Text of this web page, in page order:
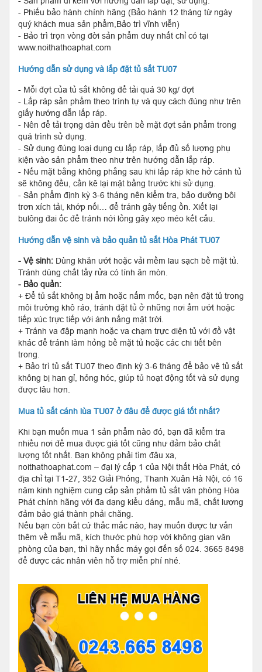
- Phiếu bảo hành chính hãng (Bảo hành 12 tháng từ ngày
quý khách mua sản phẩm,Bảo trì vĩnh viễn)
- Bảo trì trọn vòng đời sản phẩm duy nhất chỉ có tại
www.noithathoaphat.com
Hướng dẫn sử dụng và lắp đặt tủ sắt TU07
- Mỗi đợt của tủ sắt không để tải quá 30 kg/ đợt
- Lắp ráp sản phẩm theo trình tự và quy cách đúng như trên
giấy hướng dẫn lắp ráp.
- Nên để tải trọng dàn đều trên bề mặt đợt sản phẩm trong
quá trình sử dụng.
- Sử dụng đúng loại dụng cụ lắp ráp, lắp đủ số lượng phụ
kiện vào sản phẩm theo như trên hướng dẫn lắp ráp.
- Nếu mặt bằng không phẳng sau khi lắp ráp khe hở cánh tủ
sẽ không đều, cần kê lại mặt bằng trước khi sử dụng.
- Sản phẩm định kỳ 3-6 tháng nên kiểm tra, bảo dưỡng bôi
trơn xích tải, khớp nối… để tránh gây tiếng ồn. Xiết lại
bulông đai ốc để tránh nới lỏng gây xẹo méo kết cấu.
Hướng dẫn vệ sinh và bảo quản tủ sắt Hòa Phát TU07
- Vệ sinh: Dùng khăn ướt hoặc vải mềm lau sạch bề mặt tủ.
Tránh dùng chất tẩy rửa có tính ăn mòn.
- Bảo quản:
+ Để tủ sắt không bị ẩm hoặc nấm mốc, bạn nên đặt tủ trong
môi trường khô ráo, tránh đặt tủ ở những nơi ẩm ướt hoặc
tiếp xúc trực tiếp với ánh nắng mặt trời.
+ Tránh va đập mạnh hoặc va chạm trực diện tủ với đồ vật
khác để tránh làm hỏng bề mặt tủ hoặc các chi tiết bên
trong.
+ Bảo trì tủ sắt TU07 theo định kỳ 3-6 tháng để bảo vệ tủ sắt
không bị han gỉ, hỏng hóc, giúp tủ hoạt động tốt và sử dụng
được lâu hơn.
Mua tủ sắt cánh lùa TU07 ở đâu để được giá tốt nhất?
Khi bạn muốn mua 1 sản phẩm nào đó, bạn đã kiểm tra
nhiều nơi để mua được giá tốt cũng như đảm bảo chất
lượng tốt nhất. Bạn không phải tìm đâu xa,
noithathoaphat.com – đại lý cấp 1 của Nội thất Hòa Phát, có
địa chỉ tại T1-27, 352 Giải Phóng, Thanh Xuân Hà Nội, có 16
năm kinh nghiệm cung cấp sản phẩm tủ sắt văn phòng Hòa
Phát chính hãng với đa dạng kiểu dáng, mẫu mã, chất lượng
đảm bảo giá thành phải chăng.
Nếu bạn còn bất cứ thắc mắc nào, hay muốn được tư vấn
thêm về mẫu mã, kích thước phù hợp với không gian văn
phòng của bạn, thì hãy nhấc máy gọi đến số 024. 3665 8498
để được các nhân viên hỗ trợ miễn phí nhé.